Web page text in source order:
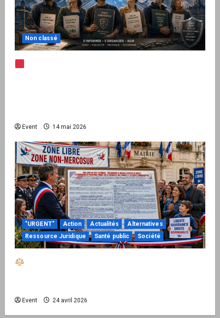
Non classé
Event 14 mai 2026
"URGENT" Action Actualités
Alternatives
Ressource Juridique
Santé public Société
Event 24 avril 2026